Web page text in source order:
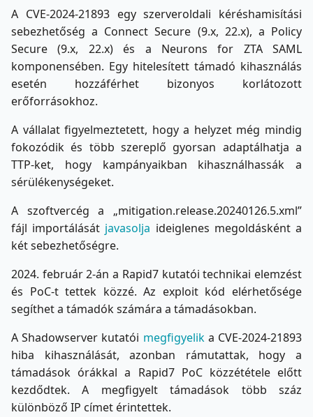
A CVE-2024-21893 egy szerveroldali kéréshamisítási
sebezhetőség a Connect Secure (9.x, 22.x), a Policy
Secure (9.x, 22.x) és a Neurons for ZTA SAML
komponensében. Egy hitelesített támadó kihasználás
esetén hozzáférhet bizonyos korlátozott
erőforrásokhoz.
A vállalat figyelmeztetett, hogy a helyzet még mindig
fokozódik és több szereplő gyorsan adaptálhatja a
TTP-ket, hogy kampányaikban kihasználhassák a
sérülékenységeket.
A szoftvercég a „mitigation.release.20240126.5.xml”
fájl importálását javasolja ideiglenes megoldásként a
két sebezhetőségre.
2024. február 2-án a Rapid7 kutatói technikai elemzést
és PoC-t tettek közzé. Az exploit kód elérhetősége
segíthet a támadók számára a támadásokban.
A Shadowserver kutatói megfigyelika CVE-2024-21893
hiba kihasználását, azonban rámutattak, hogy a
támadások órákkal a Rapid7 PoC közzététele előtt
kezdődtek. A megfigyelt támadások több száz
különböző IP címet érintettek.